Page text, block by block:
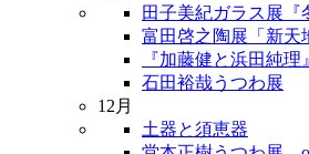
田子美紀ガラス展『
富田啓之陶展「新天
『加藤健と浜田純理』
石田裕哉うつわ展
12月
土器と須恵器